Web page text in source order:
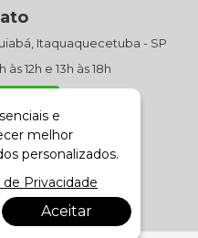
Itaquaquecetuba - SP
12h e 13h às 18h
Vendas
e
melhor
personalizados.
de Privacidade
Aceitar